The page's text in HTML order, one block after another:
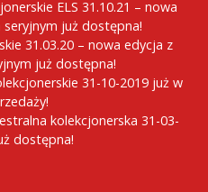
ELS 31.10.21 – nowa
już dostępna!
31.03.20 – nowa edycja z
już dostępna!
31-10-2019 już w
kolekcjonerska 31-03-
dostępna!